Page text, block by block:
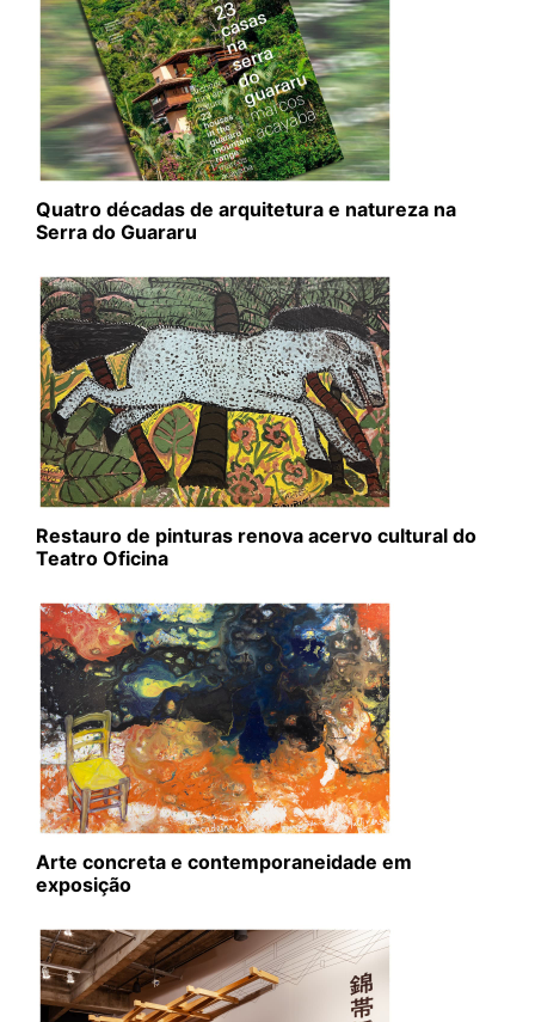
Quatro décadas de arquitetura e natureza na
Serra do Guararu
Restauro de pinturas renova acervo cultural do
Teatro Oficina
Arte concreta e contemporaneidade em
exposição